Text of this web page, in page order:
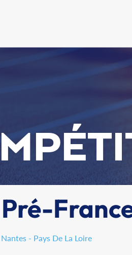
- Pays De La Loire